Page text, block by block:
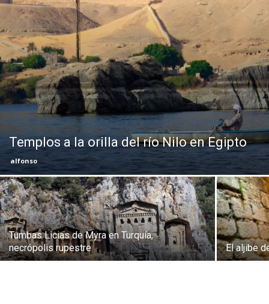
My
Eyes
Templos a la orilla del río Nilo en Egipto
alfonso
Tumbas Licias de Myra en Turquía,
necrópolis rupestre
El aljibe